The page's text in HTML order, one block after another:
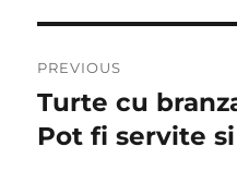
navigation
PREVIOUS
Previous
post:
Turte cu
Pot fi servite